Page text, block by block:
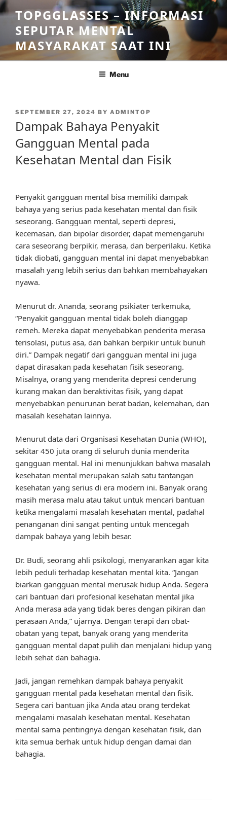
Skip
to
content
TOPGGLASSES – INFORMASI
SEPUTAR MENTAL
MASYARAKAT SAAT INI
Menu
POSTED
SEPTEMBER 27, 2024 BY ADMINTOP
Dampak Bahaya Penyakit
Gangguan Mental pada
Kesehatan Mental dan Fisik
Penyakit gangguan mental bisa memiliki dampak
bahaya yang serius pada kesehatan mental dan fisik
seseorang. Gangguan mental, seperti depresi,
kecemasan, dan bipolar disorder, dapat memengaruhi
cara seseorang berpikir, merasa, dan berperilaku. Ketika
tidak diobati, gangguan mental ini dapat menyebabkan
masalah yang lebih serius dan bahkan membahayakan
nyawa.
Menurut dr. Ananda, seorang psikiater terkemuka,
“Penyakit gangguan mental tidak boleh dianggap
remeh. Mereka dapat menyebabkan penderita merasa
terisolasi, putus asa, dan bahkan berpikir untuk bunuh
diri.” Dampak negatif dari gangguan mental ini juga
dapat dirasakan pada kesehatan fisik seseorang.
Misalnya, orang yang menderita depresi cenderung
kurang makan dan beraktivitas fisik, yang dapat
menyebabkan penurunan berat badan, kelemahan, dan
masalah kesehatan lainnya.
Menurut data dari Organisasi Kesehatan Dunia (WHO),
sekitar 450 juta orang di seluruh dunia menderita
gangguan mental. Hal ini menunjukkan bahwa masalah
kesehatan mental merupakan salah satu tantangan
kesehatan yang serius di era modern ini. Banyak orang
masih merasa malu atau takut untuk mencari bantuan
ketika mengalami masalah kesehatan mental, padahal
penanganan dini sangat penting untuk mencegah
dampak bahaya yang lebih besar.
Dr. Budi, seorang ahli psikologi, menyarankan agar kita
lebih peduli terhadap kesehatan mental kita. “Jangan
biarkan gangguan mental merusak hidup Anda. Segera
cari bantuan dari profesional kesehatan mental jika
Anda merasa ada yang tidak beres dengan pikiran dan
perasaan Anda,” ujarnya. Dengan terapi dan obat-
obatan yang tepat, banyak orang yang menderita
gangguan mental dapat pulih dan menjalani hidup yang
lebih sehat dan bahagia.
Jadi, jangan remehkan dampak bahaya penyakit
gangguan mental pada kesehatan mental dan fisik.
Segera cari bantuan jika Anda atau orang terdekat
mengalami masalah kesehatan mental. Kesehatan
mental sama pentingnya dengan kesehatan fisik, dan
kita semua berhak untuk hidup dengan damai dan
bahagia.